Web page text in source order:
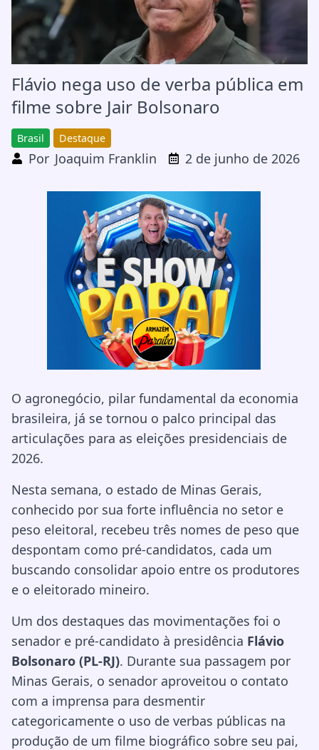
Flávio nega uso de verba pública em
filme sobre Jair Bolsonaro
Brasil Destaque
Por Joaquim Franklin 2 de junho de 2026
O agronegócio, pilar fundamental da economia
brasileira, já se tornou o palco principal das
articulações para as eleições presidenciais de
2026.
Nesta semana, o estado de Minas Gerais,
conhecido por sua forte influência no setor e
peso eleitoral, recebeu três nomes de peso que
despontam como pré-candidatos, cada um
buscando consolidar apoio entre os produtores
e o eleitorado mineiro.
Um dos destaques das movimentações foi o
senador e pré-candidato à presidência Flávio
Bolsonaro (PL-RJ). Durante sua passagem por
Minas Gerais, o senador aproveitou o contato
com a imprensa para desmentir
categoricamente o uso de verbas públicas na
produção de um filme biográfico sobre seu pai,